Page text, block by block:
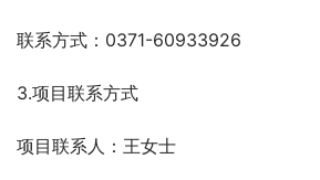
联系方式：0371-60933926
3.项目联系方式
项目联系人：王女士